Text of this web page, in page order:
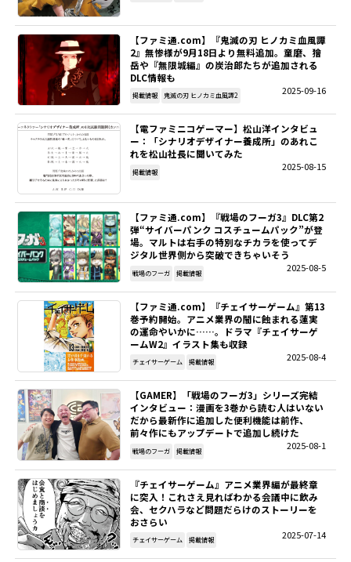
【ファミ通.com】『鬼滅の刃 ヒノカミ血風譚
2』無惨様が9月18日より無料追加。童磨、獪
岳や『無限城編』の炭治郎たちが追加される
DLC情報も
2025-09-16
掲載情報 鬼滅の刃 ヒノカミ血風譚2
【電ファミニコゲーマー】松山洋インタビュ
ー：「シナリオデザイナー養成所」のあれこ
れを松山社長に聞いてみた
2025-08-15
掲載情報
【ファミ通.com】『戦場のフーガ3』DLC第2
弾“サイバーパンク コスチュームパック”が登
場。マルトは右手の特別なチカラを使ってデ
ジタル世界側から突破できちゃいそう
2025-08-5
戦場のフーガ 掲載情報
【ファミ通.com】『チェイサーゲーム』第13
巻予約開始。アニメ業界の闇に蝕まれる蓮実
の運命やいかに……。ドラマ『チェイサーゲ
ームW2』イラスト集も収録
2025-08-4
チェイサーゲーム 掲載情報
【GAMER】「戦場のフーガ3」シリーズ完結
インタビュー：漫画を3巻から読む人はいない――
だから最新作に追加した便利機能は前作、
前々作にもアップデートで追加し続けた
2025-08-1
戦場のフーガ 掲載情報
『チェイサーゲーム』アニメ業界編が最終章
に突入！これさえ見ればわかる会議中に飲み
会、セクハラなど問題だらけのストーリーを
おさらい
2025-07-14
チェイサーゲーム 掲載情報